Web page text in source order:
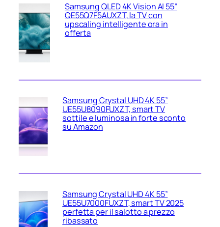
Samsung QLED 4K Vision AI 55”
QE55Q7F5AUXZT, la TV con
upscaling intelligente ora in
offerta
Samsung Crystal UHD 4K 55”
UE55U8090FUXZT, smart TV
sottile e luminosa in forte sconto
su Amazon
Samsung Crystal UHD 4K 55”
UE55U7000FUXZT, smart TV 2025
perfetta per il salotto a prezzo
ribassato